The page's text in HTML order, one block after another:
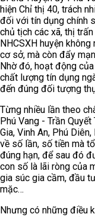
hiện Chỉ thị 40, trách
đối với tín dụng chính
chủ tịch các xã, thị
NHCSXH huyện
cơ sở, mà còn đẩy
Nhờ đó, hoạt động
chất lượng tín dụng
đến đúng đối tượng
Từng nhiều lần theo
Phú Vang - Trần
Gia, Vinh An, Phú
về số lần, số tiền mà
đúng hạn, để sau đó
con số là lãi ròng của
gia súc gia cầm, đầu
mặc…
Nhưng có những điều